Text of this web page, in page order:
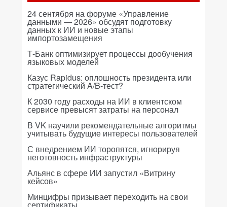
24 сентября на форуме «Управление
данными — 2026» обсудят подготовку
данных к ИИ и новые этапы
импортозамещения
Т-Банк оптимизирует процессы дообучения
языковых моделей
Казус Rapidus: оплошность президента или
стратегический A/B-тест?
К 2030 году расходы на ИИ в клиентском
сервисе превысят затраты на персонал
В VK научили рекомендательные алгоритмы
учитывать будущие интересы пользователей
С внедрением ИИ торопятся, игнорируя
неготовность инфраструктуры
Альянс в сфере ИИ запустил «Витрину
кейсов»
Минцифры призывает переходить на свои